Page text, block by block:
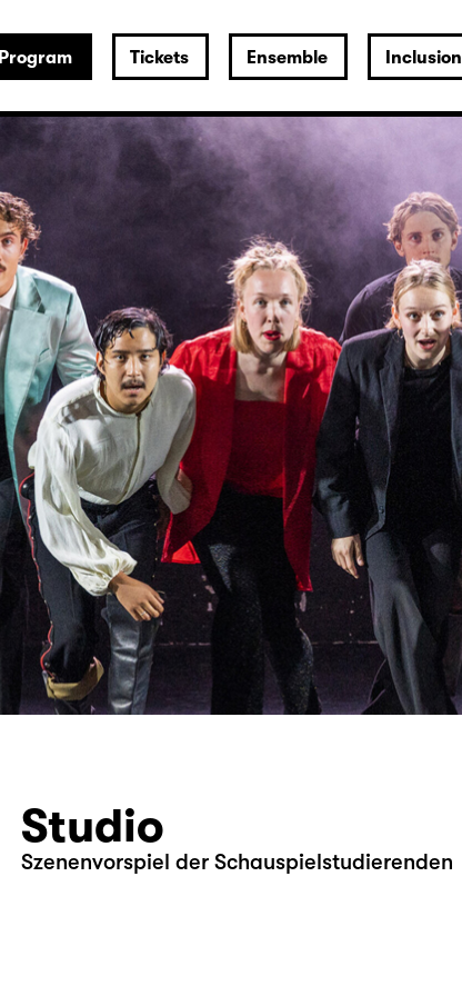
Program Tickets Ensemble Inclusion
Studio
Szenenvorspiel der Schauspielstudierenden